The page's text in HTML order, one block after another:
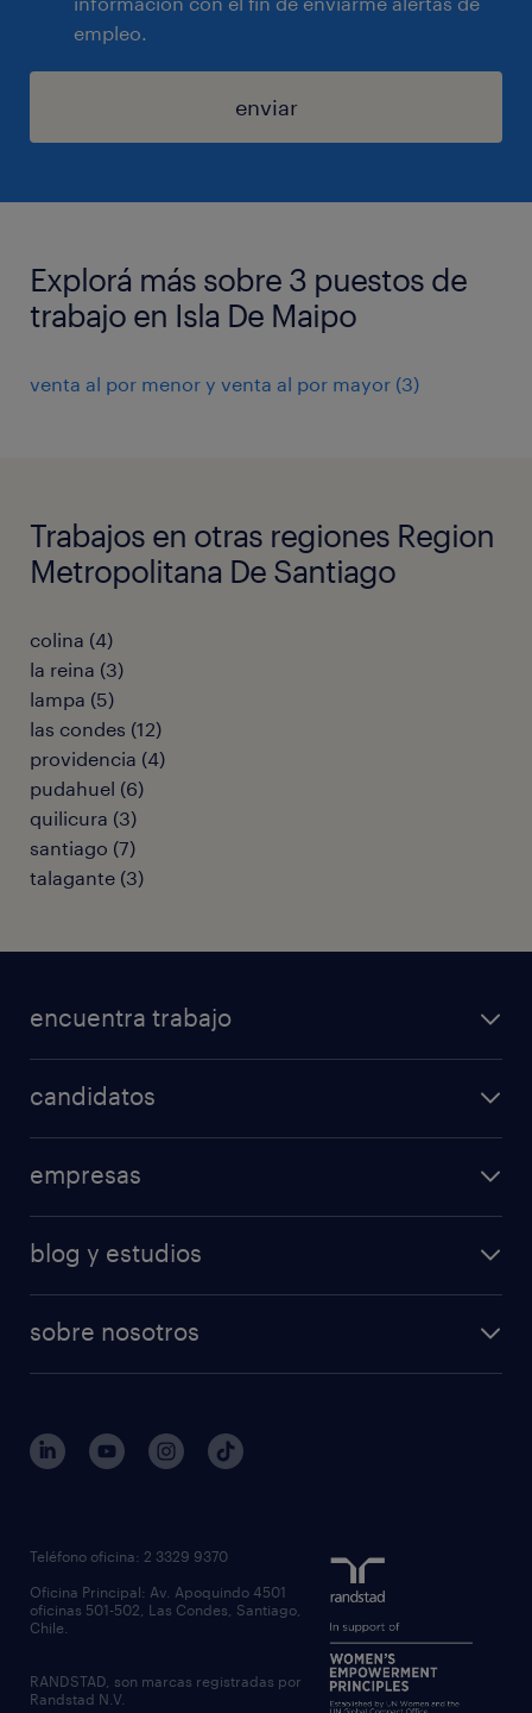
empleo.
enviar
Explorá más sobre 3 puestos de
trabajo en Isla De Maipo
venta al por menor y venta al por mayor (3)
Trabajos en otras regiones Region
Metropolitana De Santiago
colina (4)
la reina (3)
lampa (5)
las condes (12)
providencia (4)
pudahuel (6)
quilicura (3)
santiago (7)
talagante (3)
encuentra trabajo
retail
tiempo completo
candidatos
áreas de especializacion
professional
empresas
operational
servicios transitorios
executive search
inclusión laboral
blog y estudios
sobre nosotros
gobierno corporativo
contáctanos
regístrate candidato
Teléfono oficina: 2 3329 9370
Oficina Principal: Av. Apoquindo 4501
oficinas 501-502, Las Condes, Santiago,
Chile.
RANDSTAD, son marcas registradas por
Randstad N.V.